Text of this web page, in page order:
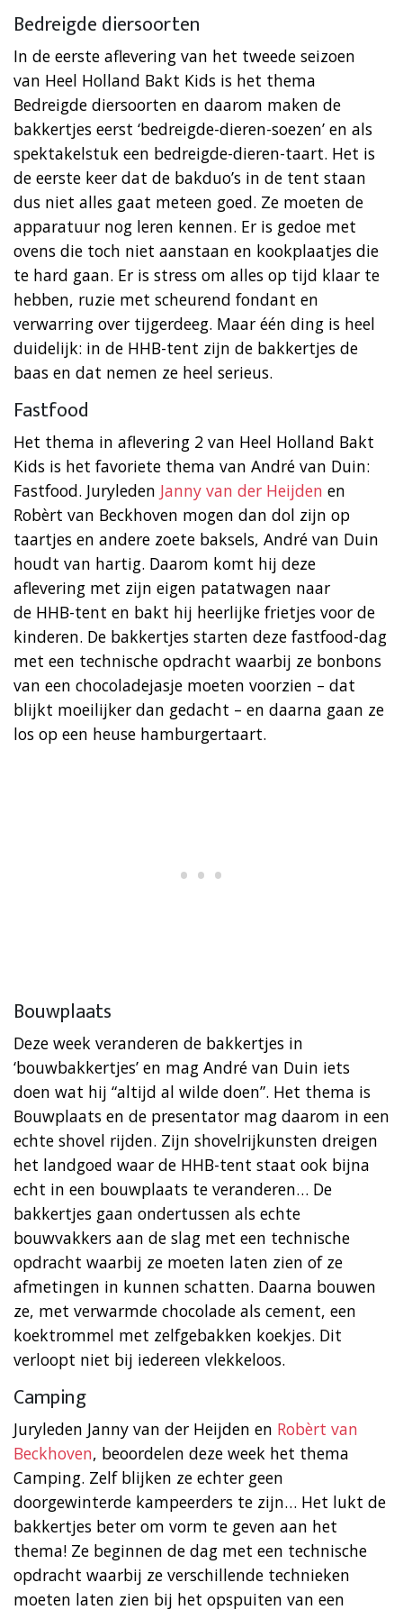
Bedreigde diersoorten
In de eerste aflevering van het tweede seizoen
van Heel Holland Bakt Kids is het thema
Bedreigde diersoorten en daarom maken de
bakkertjes eerst ‘bedreigde-dieren-soezen’ en als
spektakelstuk een bedreigde-dieren-taart. Het is
de eerste keer dat de bakduo’s in de tent staan
dus niet alles gaat meteen goed. Ze moeten de
apparatuur nog leren kennen. Er is gedoe met
ovens die toch niet aanstaan en kookplaatjes die
te hard gaan. Er is stress om alles op tijd klaar te
hebben, ruzie met scheurend fondant en
verwarring over tijgerdeeg. Maar één ding is heel
duidelijk: in de HHB-tent zijn de bakkertjes de
baas en dat nemen ze heel serieus.
Fastfood
Het thema in aflevering 2 van Heel Holland Bakt
Kids is het favoriete thema van André van Duin:
Fastfood. Juryleden Janny van der Heijden en
Robèrt van Beckhoven mogen dan dol zijn op
taartjes en andere zoete baksels, André van Duin
houdt van hartig. Daarom komt hij deze
aflevering met zijn eigen patatwagen naar
de HHB-tent en bakt hij heerlijke frietjes voor de
kinderen. De bakkertjes starten deze fastfood-dag
met een technische opdracht waarbij ze bonbons
van een chocoladejasje moeten voorzien – dat
blijkt moeilijker dan gedacht – en daarna gaan ze
los op een heuse hamburgertaart.
Bouwplaats
Deze week veranderen de bakkertjes in
‘bouwbakkertjes’ en mag André van Duin iets
doen wat hij “altijd al wilde doen”. Het thema is
Bouwplaats en de presentator mag daarom in een
echte shovel rijden. Zijn shovelrijkunsten dreigen
het landgoed waar de HHB-tent staat ook bijna
echt in een bouwplaats te veranderen… De
bakkertjes gaan ondertussen als echte
bouwvakkers aan de slag met een technische
opdracht waarbij ze moeten laten zien of ze
afmetingen in kunnen schatten. Daarna bouwen
ze, met verwarmde chocolade als cement, een
koektrommel met zelfgebakken koekjes. Dit
verloopt niet bij iedereen vlekkeloos.
Camping
Juryleden Janny van der Heijden en Robèrt van
Beckhoven, beoordelen deze week het thema
Camping. Zelf blijken ze echter geen
doorgewinterde kampeerders te zijn… Het lukt de
bakkertjes beter om vorm te geven aan het
thema! Ze beginnen de dag met een technische
opdracht waarbij ze verschillende technieken
moeten laten zien bij het opspuiten van een